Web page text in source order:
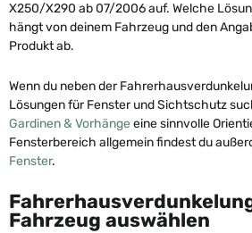
X250/X290 ab 07/2006 auf. Welche
hängt von deinem Fahrzeug und den
Produkt ab.
Wenn du neben der
Lösungen für Fenster und Sichtschutz
Gardinen & Vorhänge eine sinnvolle
Fensterbereich allgemein findest du
Fenster.
Fahrzeug auswählen